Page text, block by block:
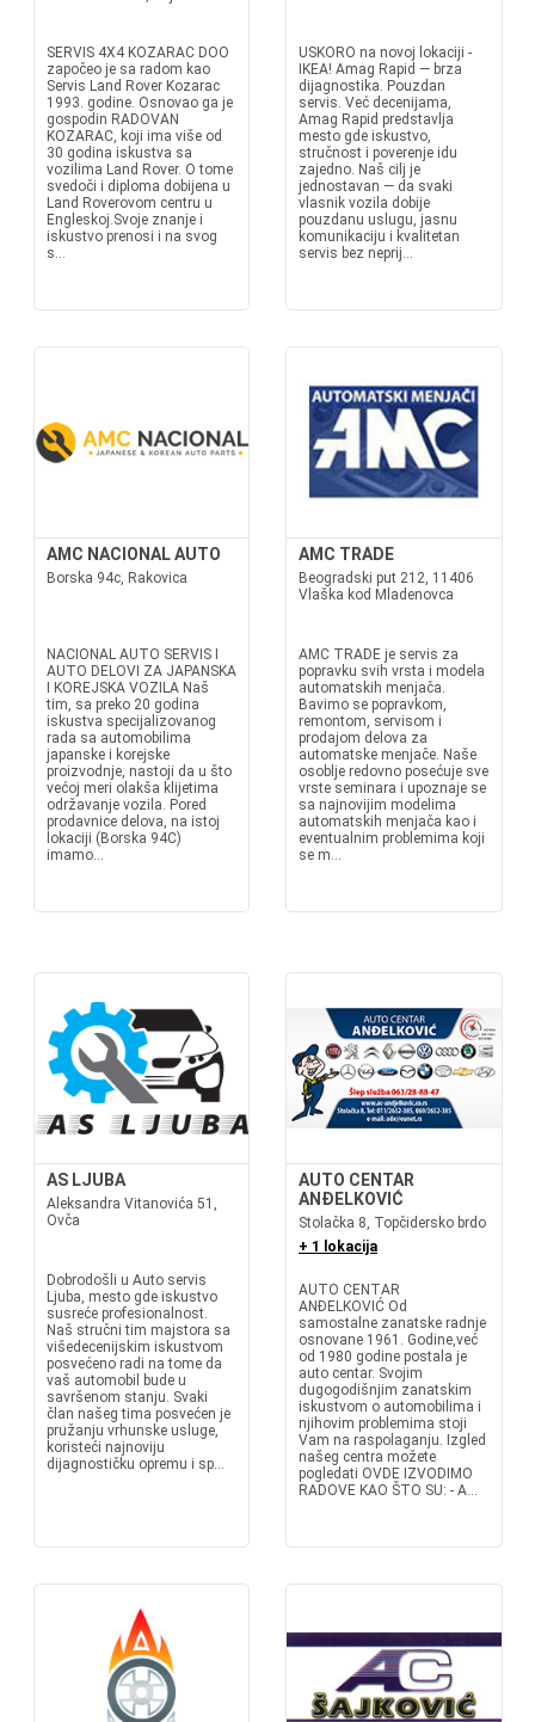
SERVIS 4X4 KOZARAC DOO
započeo je sa radom kao
Servis Land Rover Kozarac
1993. godine. Osnovao ga je
gospodin RADOVAN
KOZARAC, koji ima više od
30 godina iskustva sa
vozilima Land Rover. O tome
svedoči i diploma dobijena u
Land Roverovom centru u
Engleskoj.Svoje znanje i
iskustvo prenosi i na svog
s...
USKORO na novoj lokaciji -
IKEA! Amag Rapid — brza
dijagnostika. Pouzdan
servis. Već decenijama,
Amag Rapid predstavlja
mesto gde iskustvo,
stručnost i poverenje idu
zajedno. Naš cilj je
jednostavan — da svaki
vlasnik vozila dobije
pouzdanu uslugu, jasnu
komunikaciju i kvalitetan
servis bez neprij...
AMC NACIONAL AUTO
Borska 94c, Rakovica
NACIONAL AUTO SERVIS I
AUTO DELOVI ZA JAPANSKA
I KOREJSKA VOZILA Naš
tim, sa preko 20 godina
iskustva specijalizovanog
rada sa automobilima
japanske i korejske
proizvodnje, nastoji da u što
većoj meri olakša klijetima
održavanje vozila. Pored
prodavnice delova, na istoj
lokaciji (Borska 94C)
imamo...
AMC TRADE
Beogradski put 212, 11406
Vlaška kod Mladenovca
AMC TRADE je servis za
popravku svih vrsta i modela
automatskih menjača.
Bavimo se popravkom,
remontom, servisom i
prodajom delova za
automatske menjače. Naše
osoblje redovno posećuje sve
vrste seminara i upoznaje se
sa najnovijim modelima
automatskih menjača kao i
eventualnim problemima koji
se m...
AS LJUBA
Aleksandra Vitanovića 51,
Ovča
Dobrodošli u Auto servis
Ljuba, mesto gde iskustvo
susreće profesionalnost.
Naš stručni tim majstora sa
višedecenijskim iskustvom
posvećeno radi na tome da
vaš automobil bude u
savršenom stanju. Svaki
član našeg tima posvećen je
pružanju vrhunske usluge,
koristeći najnoviju
dijagnostičku opremu i sp...
AUTO CENTAR
ANĐELKOVIĆ
Stolačka 8, Topčidersko brdo
+ 1 lokacija
AUTO CENTAR
ANĐELKOVIĆ Od
samostalne zanatske radnje
osnovane 1961. Godine,već
od 1980 godine postala je
auto centar. Svojim
dugogodišnjim zanatskim
iskustvom o automobilima i
njihovim problemima stoji
Vam na raspolaganju. Izgled
našeg centra možete
pogledati OVDE IZVODIMO
RADOVE KAO ŠTO SU: - A...